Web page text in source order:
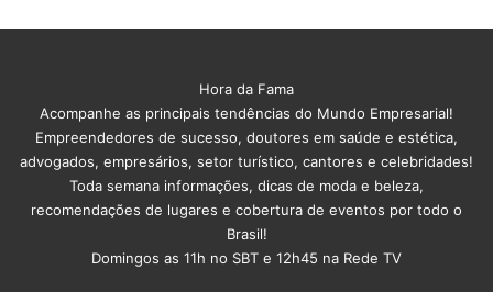
Hora da Fama
Acompanhe as principais tendências do Mundo Empresarial!
Empreendedores de sucesso, doutores em saúde e estética,
advogados, empresários, setor turístico, cantores e celebridades!
Toda semana informações, dicas de moda e beleza,
recomendações de lugares e cobertura de eventos por todo o
Brasil!
Domingos as 11h no SBT e 12h45 na Rede TV